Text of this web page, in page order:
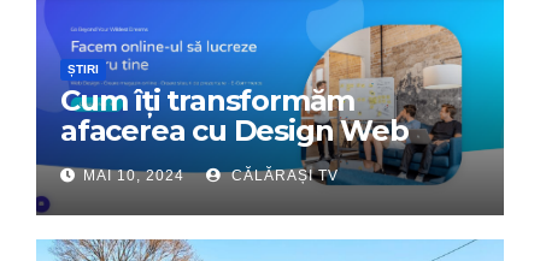
ȘTIRI
Cum îți transformăm
afacerea cu Design Web
Interactiv – Partenerul tău
digital de încredere
MAI 10, 2024 CĂLĂRAȘI TV